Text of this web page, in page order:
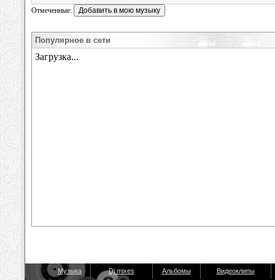
Отмеченные:
Популярное в сети
Музыка Dj mixes Альбомы
Видеоклипы